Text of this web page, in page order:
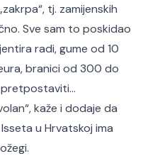
tj. zamijenskih
Sve sam to poskidao
radi, gume od 10
branici od 300 do
kaže i dodaje da
u Hrvatskoj ima